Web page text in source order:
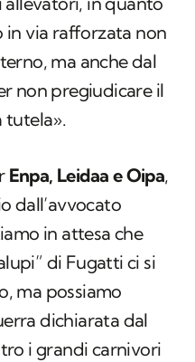
via rafforzata non
ma anche dal
non pregiudicare il
tutela».
Enpa, Leidaa e Oipa,
dall’avvocato
in attesa che
di Fugatti ci si
ma possiamo
dichiarata dal
i grandi carnivori